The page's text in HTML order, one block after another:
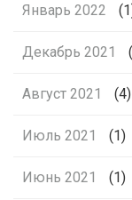
Январь 2022
Декабрь 2021
Август 2021 (4)
Июль 2021 (1)
Июнь 2021 (1)